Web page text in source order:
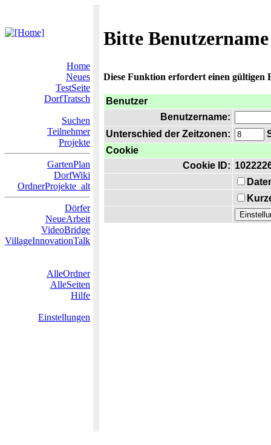
Bitte
Home
Neues
TestSeite
DorfTratsch
Suchen
Teilnehmer
Projekte
GartenPlan
DorfWiki
OrdnerProjekte_alt
Dörfer
NeueArbeit
VideoBridge
VillageInnovationTalk
AlleOrdner
AlleSeiten
Hilfe
Einstellungen
Diese Funktion erfordert einen gültigen
Benutzer
Benutzername:
Unterschied der Zeitzonen:
Cookie
Cookie ID: